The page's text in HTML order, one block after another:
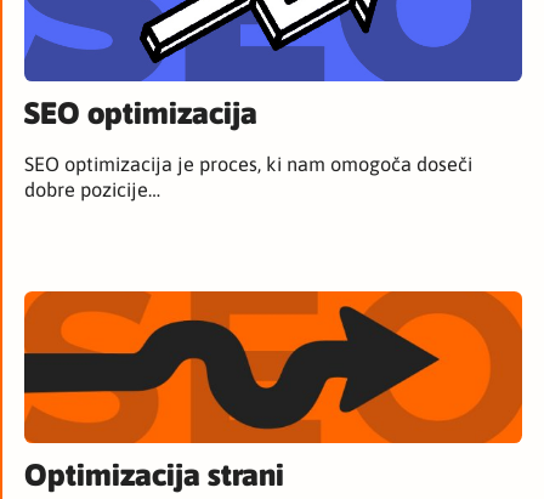
SEO optimizacija
SEO optimizacija je proces, ki nam omogoča doseči
dobre pozicije…
Optimizacija strani